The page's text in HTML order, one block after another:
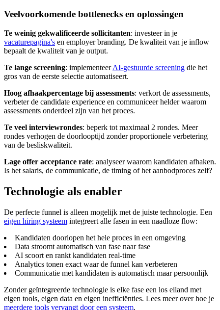
Veelvoorkomende bottlenecks en oplossingen
Te weinig gekwalificeerde sollicitanten: investeer in je
vacaturepagina's en employer branding. De kwaliteit van je inflow
bepaalt de kwaliteit van je output.
Te lange screening: implementeerAI-gestuurde screening die het
gros van de eerste selectie automatiseert.
Hoog afhaakpercentage bij assessments: verkort de assessments,
verbeter de candidate experience en communiceer helder waarom
assessments onderdeel zijn van het proces.
Te veel interviewrondes: beperk tot maximaal 2 rondes. Meer
rondes verhogen de doorlooptijd zonder proportionele verbetering
van de besliskwaliteit.
Lage offer acceptance rate: analyseer waarom kandidaten afhaken.
Is het salaris, de communicatie, de timing of het aanbodproces zelf?
Technologie als enabler
De perfecte funnel is alleen mogelijk met de juiste technologie. Een
eigen hiring systeem integreert alle fasen in een naadloze flow:
Kandidaten doorlopen het hele proces in een omgeving
Data stroomt automatisch van fase naar fase
AI scoort en rankt kandidaten real-time
Analytics tonen exact waar de funnel kan verbeteren
Communicatie met kandidaten is automatisch maar persoonlijk
Zonder geïntegreerde technologie is elke fase een los eiland met
eigen tools, eigen data en eigen inefficiënties. Lees meer over hoe je
meerdere tools vervangt door een systeem.